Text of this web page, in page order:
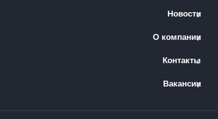
Новости
О компании
Контакты
Вакансии